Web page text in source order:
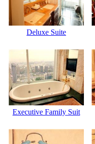
Deluxe Suite
Executive Family Suit